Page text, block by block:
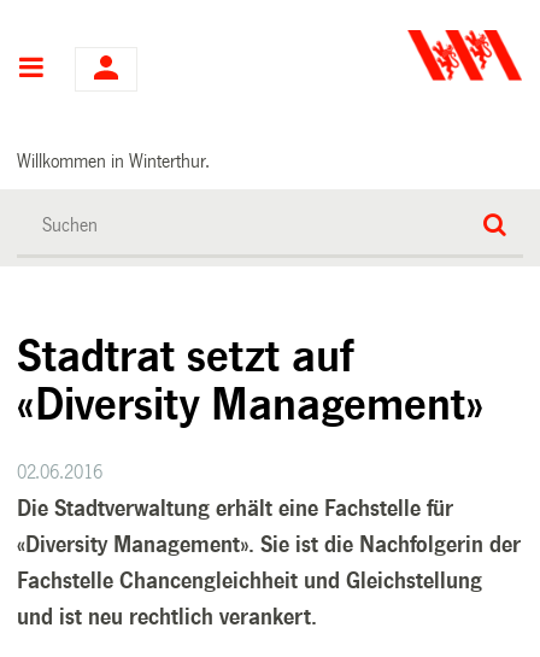
Hauptnavigation
Willkommen in Winterthur.
Stadtrat setzt auf
«Diversity Management»
02.06.2016
Die Stadtverwaltung erhält eine Fachstelle für
«Diversity Management». Sie ist die Nachfolgerin der
Fachstelle Chancengleichheit und Gleichstellung
und ist neu rechtlich verankert.